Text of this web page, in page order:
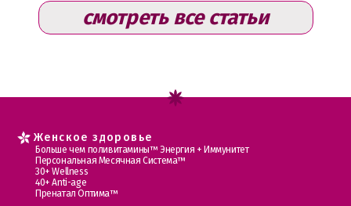
смотреть все статьи
Женское здоровье
Больше чем поливитамины™ Энергия + Иммунитет
Персональная Месячная Система™
30+ Wellness
40+ Anti-age
Пренатал Оптима™